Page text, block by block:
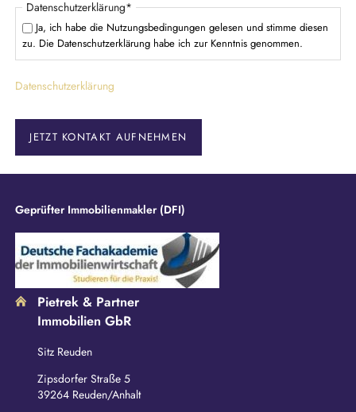
P
f
l
h
f
e
Datenschutzerklärung*
Ja, ich habe die Nutzungsbedingungen gelesen und stimme diesen
zu. Die Datenschutzerklärung habe ich zur Kenntnis genommen.
Datenschutzerklärung
JETZT KONTAKT AUFNEHMEN
Geprüfter Immobilienmakler (DFI)
Pietrek & Partner
Immobilien GbR
Sitz Reuden
Zipsdorfer Straße 5
39264 Reuden/Anhalt